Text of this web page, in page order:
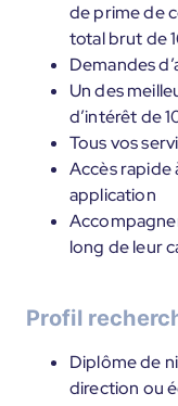
de prime de
total brut de
Demandes
Un des
d’intérêt de
Tous vos
Accès rapide
application
long de leur
Profil
Diplôme de
direction ou